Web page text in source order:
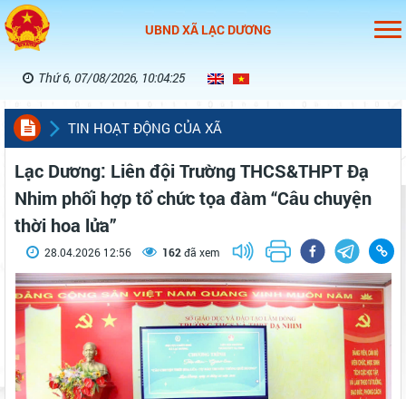
UBND XÃ LẠC DƯƠNG
Thứ 6, 07/08/2026, 10:04:26
TIN HOẠT ĐỘNG CỦA XÃ
Lạc Dương: Liên đội Trường THCS&THPT Đạ
Nhim phối hợp tổ chức tọa đàm “Câu chuyện
thời hoa lửa”
28.04.2026 12:56 162đã xem